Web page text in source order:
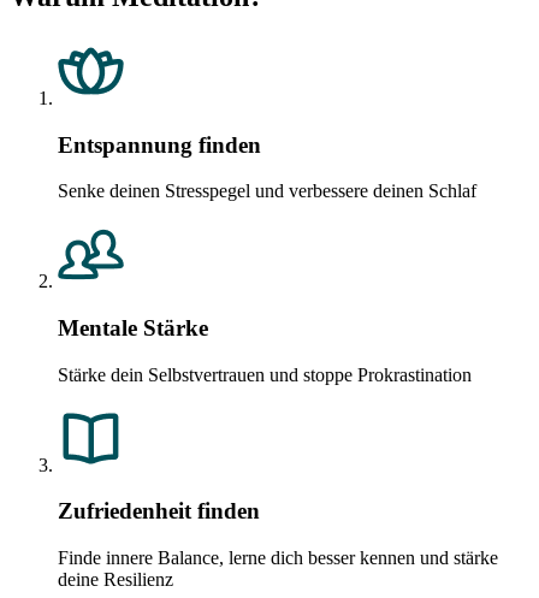
Entspannung finden
Senke deinen Stresspegel und verbessere deinen Schlaf
Mentale Stärke
Stärke dein Selbstvertrauen und stoppe Prokrastination
Zufriedenheit finden
Finde innere Balance, lerne dich besser kennen und stärke
deine Resilienz